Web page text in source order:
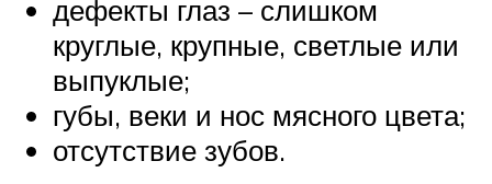
дефекты глаз – слишком
круглые, крупные, светлые или
выпуклые;
губы, веки и нос мясного цвета;
отсутствие зубов.